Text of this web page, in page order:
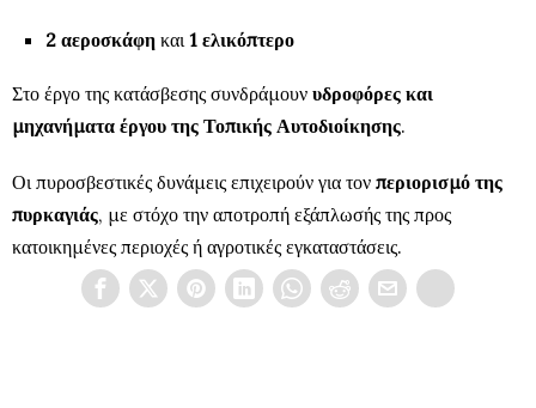
2 αεροσκάφη και 1 ελικόπτερο
Στο έργο της κατάσβεσης συνδράμουν υδροφόρες και
μηχανήματα έργου της Τοπικής Αυτοδιοίκησης.
Οι πυροσβεστικές δυνάμεις επιχειρούν για τον περιορισμό της
πυρκαγιάς, με στόχο την αποτροπή εξάπλωσής της προς
κατοικημένες περιοχές ή αγροτικές εγκαταστάσεις.